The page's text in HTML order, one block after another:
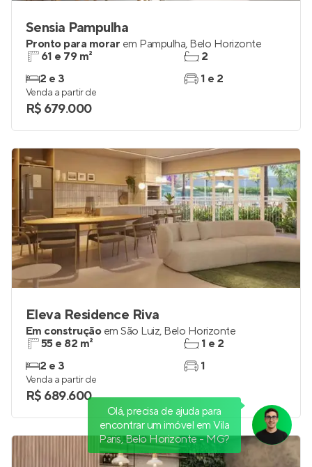
Sensia Pampulha
Pronto para morar em Pampulha, Belo Horizonte
61 e 79 m²
2 e 3
2
1 e 2
Venda a partir de
R$ 679.000
Eleva Residence Riva
Em construção em São Luiz, Belo Horizonte
55 e 82 m²
2 e 3
1 e 2
1
Venda a partir de
R$ 689.600
Olá, precisa de ajuda para
encontrar um imóvel em Vila
Paris, Belo Horizonte - MG?